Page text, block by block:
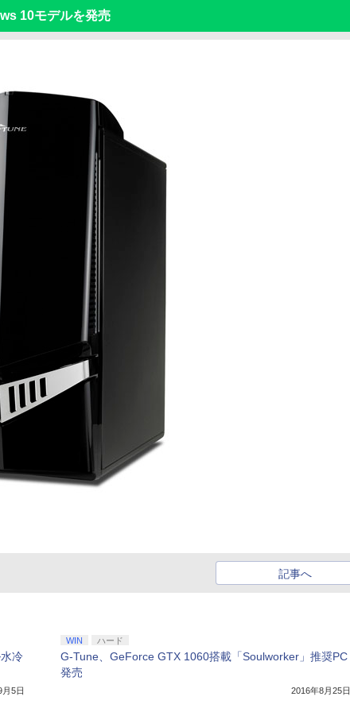
10モデルを発売
記事へ
冷
5日
WIN ハード
G-Tune、GeForce GTX 1060搭載「Soulworker」推奨PC
発売
2016年8月25日